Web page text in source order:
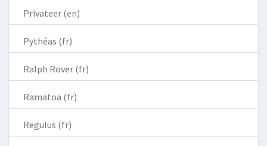
Privateer (en)
Pythéas (fr)
Ralph Rover (fr)
Ramatoa (fr)
Regulus (fr)